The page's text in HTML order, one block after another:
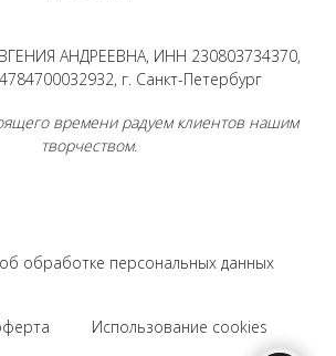
АНДРЕЕВНА, ИНН 230803734370,
г. Санкт-Петербург
времени радуем клиентов нашим
творчеством.
обработке персональных данных
Использование cookies